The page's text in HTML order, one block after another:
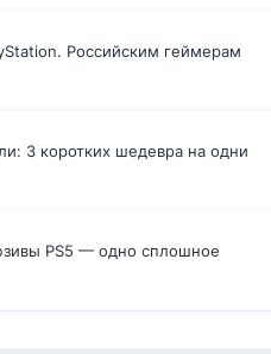
Российским геймерам
3 коротких шедевра на одни
PS5 — одно сплошное